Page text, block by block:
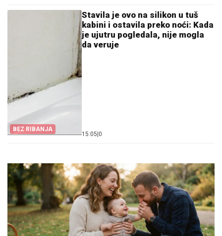
BEZ RIBANJA
Stavila je ovo na silikon u tuš
kabini i ostavila preko noći: Kada
je ujutru pogledala, nije mogla
da veruje
15:05 0